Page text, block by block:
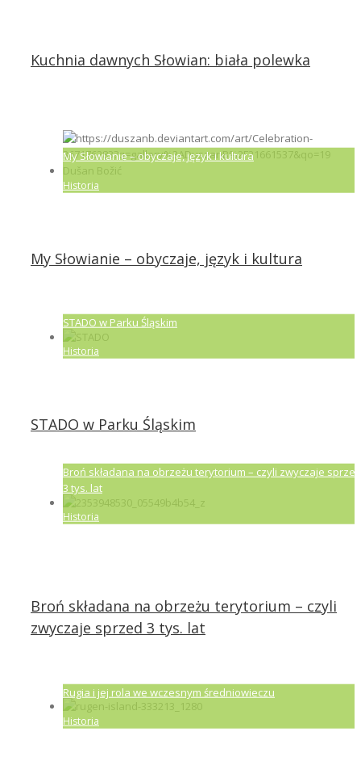
Kuchnia dawnych Słowian: biała polewka
My Słowianie – obyczaje, język i kultura
Historia
My Słowianie – obyczaje, język i kultura
STADO w Parku Śląskim
Historia
STADO w Parku Śląskim
Broń składana na obrzeżu terytorium – czyli zwyczaje sprzed
3 tys. lat
Historia
Broń składana na obrzeżu terytorium – czyli
zwyczaje sprzed 3 tys. lat
Rugia i jej rola we wczesnym średniowieczu
Historia